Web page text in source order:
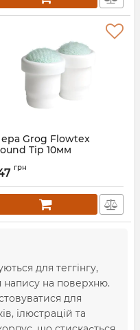
Grog Flowtex
Tip 10мм
грн
для теггінгу,
на поверхню.
для
ілюстрацій та